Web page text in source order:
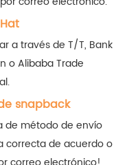
a través de T/T, Bank
o Alibaba Trade
snapback
de método de envío
correcta de acuerdo o